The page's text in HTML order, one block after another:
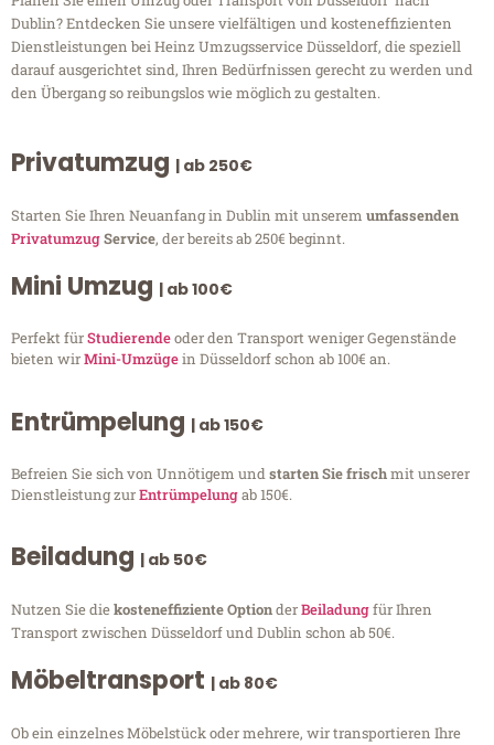
Dublin? Entdecken Sie unsere vielfältigen und kosteneffizienten
Dienstleistungen bei Heinz Umzugsservice Düsseldorf, die speziell
darauf ausgerichtet sind, Ihren Bedürfnissen gerecht zu werden und
den Übergang so reibungslos wie möglich zu gestalten.
Privatumzug | ab 250€
Starten Sie Ihren Neuanfang in Dublin mit unserem umfassenden
PrivatumzugService, der bereits ab 250€ beginnt.
Mini Umzug | ab 100€
Perfekt fürStudierendeoder den Transport weniger Gegenstände
bieten wirMini-Umzügein Düsseldorf schon ab 100€ an.
Entrümpelung | ab 150€
Befreien Sie sich von Unnötigem undstarten Sie frischmit unserer
Dienstleistung zurEntrümpelungab 150€.
Beiladung | ab 50€
Nutzen Sie diekosteneffiziente OptionderBeiladungfür Ihren
Transport zwischen Düsseldorf und Dublin schon ab 50€.
Möbeltransport | ab 80€
Ob ein einzelnes Möbelstück oder mehrere, wir transportieren Ihre